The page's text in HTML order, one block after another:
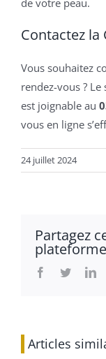
de votre peau.
Contactez la
Vous souhaitez
rendez-vous ?
est joignable au
vous en ligne
24 juillet 2024
Partagez
plateforme
Facebook
Twitter
Articles